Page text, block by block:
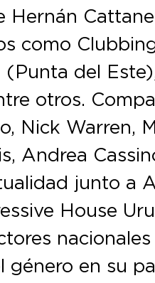
Hernán
como
del
otros.
Nick Warren,
Andrea
junto a
House
en su